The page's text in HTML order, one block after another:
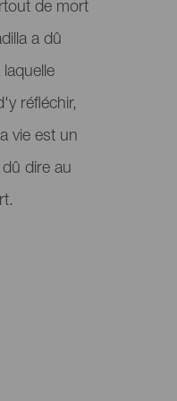
de mort
a dû
réfléchir,
vie est un
dire au